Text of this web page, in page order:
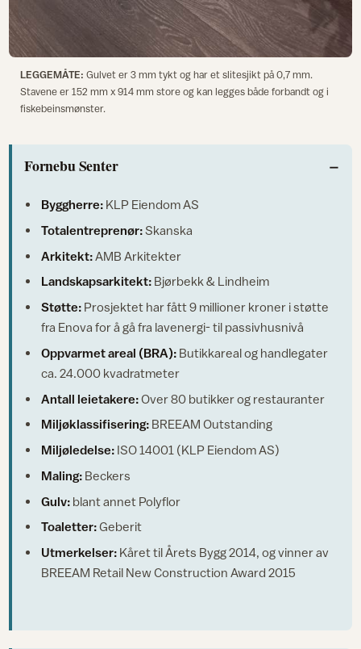
LEGGEMÅTE: Gulvet er 3 mm tykt og har et slitesjikt på 0,7 mm.
Stavene er 152 mm x 914 mm store og kan legges både forbandt og i
fiskebeinsmønster.
Fornebu Senter
Byggherre: KLP Eiendom AS
Totalentreprenør:Skanska
Arkitekt:AMB Arkitekter
Landskapsarkitekt: Bjørbekk & Lindheim
Støtte: Prosjektet har fått 9 millioner kroner i støtte
fra Enova for å gå fra lavenergi- til passivhusnivå
Oppvarmet areal (BRA): Butikkareal og handlegater
ca. 24.000 kvadratmeter
Antall leietakere:Over 80 butikker og restauranter
Miljøklassifisering: BREEAM Outstanding
Miljøledelse: ISO 14001 (KLP Eiendom AS)
Maling: Beckers
Gulv: blant annet Polyflor
Toaletter:Geberit
Utmerkelser: Kåret til Årets Bygg 2014, og vinner av
BREEAM Retail New Construction Award 2015